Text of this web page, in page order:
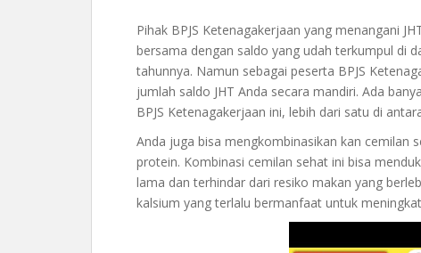
Pihak BPJS Ketenagakerjaan yang menangani
bersama dengan saldo yang udah terkumpul di
tahunnya. Namun sebagai peserta BPJS
jumlah saldo JHT Anda secara mandiri. Ada
BPJS Ketenagakerjaan ini, lebih dari satu di
Anda juga bisa mengkombinasikan kan cemilan
protein. Kombinasi cemilan sehat ini bisa
lama dan terhindar dari resiko makan yang
kalsium yang terlalu bermanfaat untuk